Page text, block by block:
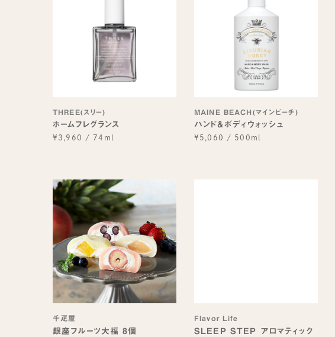
THREE(スリー)
ホームフレグランス
¥3,960 / 74ml
MAINE BEACH(マインビーチ)
ハンド＆ボディウォッシュ
¥5,060 / 500ml
千疋屋
銀座フルーツ大福 8個
Flavor Life
SLEEP STEP アロマティック